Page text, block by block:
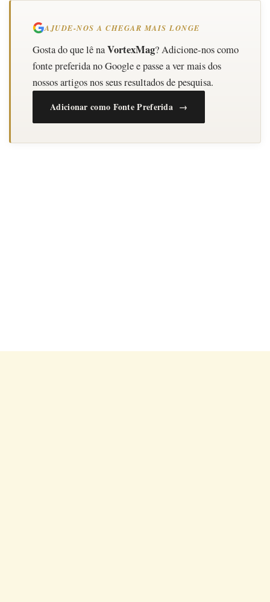
AJUDE-NOS A CHEGAR MAIS LONGE
Gosta do que lê naVortexMag? Adicione-nos como
fonte preferida no Google e passe a ver mais dos
nossos artigos nos seus resultados de pesquisa.
Adicionar como Fonte Preferida →